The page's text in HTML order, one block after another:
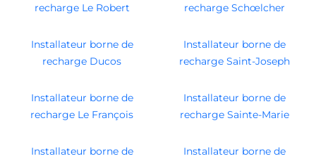
recharge Le Robert
recharge Schœlcher
Installateur borne de
recharge Ducos
Installateur borne de
recharge Saint-Joseph
Installateur borne de
recharge Le François
Installateur borne de
recharge Sainte-Marie
Installateur borne de
Installateur borne de